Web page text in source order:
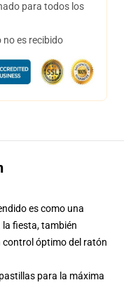
para todos los
no es recibido
es como una
fiesta, también
control óptimo del ratón
para la máxima